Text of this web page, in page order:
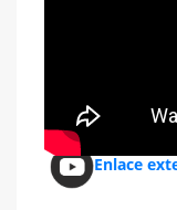
Enlace